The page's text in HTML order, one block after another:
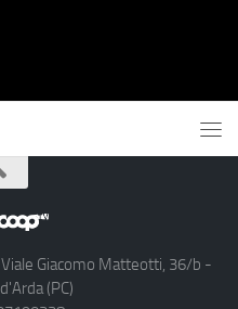
Giacomo Matteotti, 36/b -
(PC)